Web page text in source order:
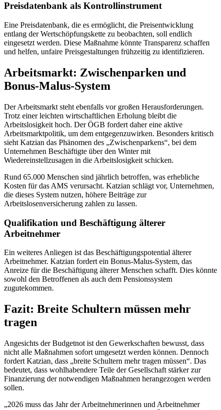
Preisdatenbank als Kontrollinstrument
Eine Preisdatenbank, die es ermöglicht, die Preisentwicklung
entlang der Wertschöpfungskette zu beobachten, soll endlich
eingesetzt werden. Diese Maßnahme könnte Transparenz schaffen
und helfen, unfaire Preisgestaltungen frühzeitig zu identifizieren.
Arbeitsmarkt: Zwischenparken und
Bonus-Malus-System
Der Arbeitsmarkt steht ebenfalls vor großen Herausforderungen.
Trotz einer leichten wirtschaftlichen Erholung bleibt die
Arbeitslosigkeit hoch. Der ÖGB fordert daher eine aktive
Arbeitsmarktpolitik, um dem entgegenzuwirken. Besonders kritisch
sieht Katzian das Phänomen des „Zwischenparkens“, bei dem
Unternehmen Beschäftigte über den Winter mit
Wiedereinstellzusagen in die Arbeitslosigkeit schicken.
Rund 65.000 Menschen sind jährlich betroffen, was erhebliche
Kosten für das AMS verursacht. Katzian schlägt vor, Unternehmen,
die dieses System nutzen, höhere Beiträge zur
Arbeitslosenversicherung zahlen zu lassen.
Qualifikation und Beschäftigung älterer
Arbeitnehmer
Ein weiteres Anliegen ist das Beschäftigungspotential älterer
Arbeitnehmer. Katzian fordert ein Bonus-Malus-System, das
Anreize für die Beschäftigung älterer Menschen schafft. Dies könnte
sowohl den Betroffenen als auch dem Pensionssystem
zugutekommen.
Fazit: Breite Schultern müssen mehr
tragen
Angesichts der Budgetnot ist den Gewerkschaften bewusst, dass
nicht alle Maßnahmen sofort umgesetzt werden können. Dennoch
fordert Katzian, dass „breite Schultern mehr tragen müssen“. Das
bedeutet, dass wohlhabendere Teile der Gesellschaft stärker zur
Finanzierung der notwendigen Maßnahmen herangezogen werden
sollen.
„2026 muss das Jahr der Arbeitnehmerinnen und Arbeitnehmer